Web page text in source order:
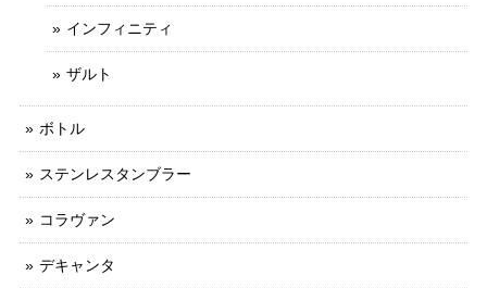
インフィニティ
ザルト
ボトル
ステンレスタンブラー
コラヴァン
デキャンタ